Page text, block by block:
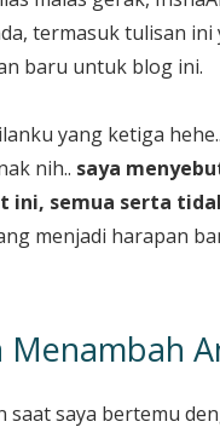
termasuk tulisan ini
baru untuk blog ini.
yang ketiga
nih.. saya
ini, semua serta
menjadi harapan
Menambah
saat saya bertemu